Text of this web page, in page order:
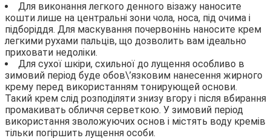
Для виконання легкого денного візажу наносите
кошти лише на центральні зони чола, носа, під очима і
підборіддя. Для маскування почервонінь наносите крем
легкими рухами пальців, що дозволить вам ідеально
приховати недоліки.
Для сухої шкіри, схильної до лущення особливо в
зимовий період буде обов\’язковим нанесення жирного
крему перед використанням тонирующей основи.
Такий крем слід розподіляти знизу вгору і після вбирання
промакивать обличчя серветкою. У зимовий період
використання зволожуючих основ і містять воду кремів
тільки погіршить лущення особи.